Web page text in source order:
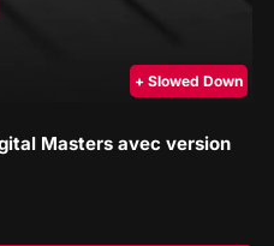
+ Slowed Down
Masters avec version